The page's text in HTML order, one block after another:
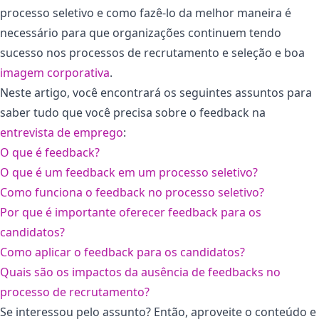
processo seletivo e como fazê-lo da melhor maneira é
necessário para que organizações continuem tendo
sucesso nos processos de recrutamento e seleção e boa
imagem corporativa.
Neste artigo, você encontrará os seguintes assuntos para
saber tudo que você precisa sobre o feedback na
entrevista de emprego:
O que é feedback?
O que é um feedback em um processo seletivo?
Como funciona o feedback no processo seletivo?
Por que é importante oferecer feedback para os
candidatos?
Como aplicar o feedback para os candidatos?
Quais são os impactos da ausência de feedbacks no
processo de recrutamento?
Se interessou pelo assunto? Então, aproveite o conteúdo e